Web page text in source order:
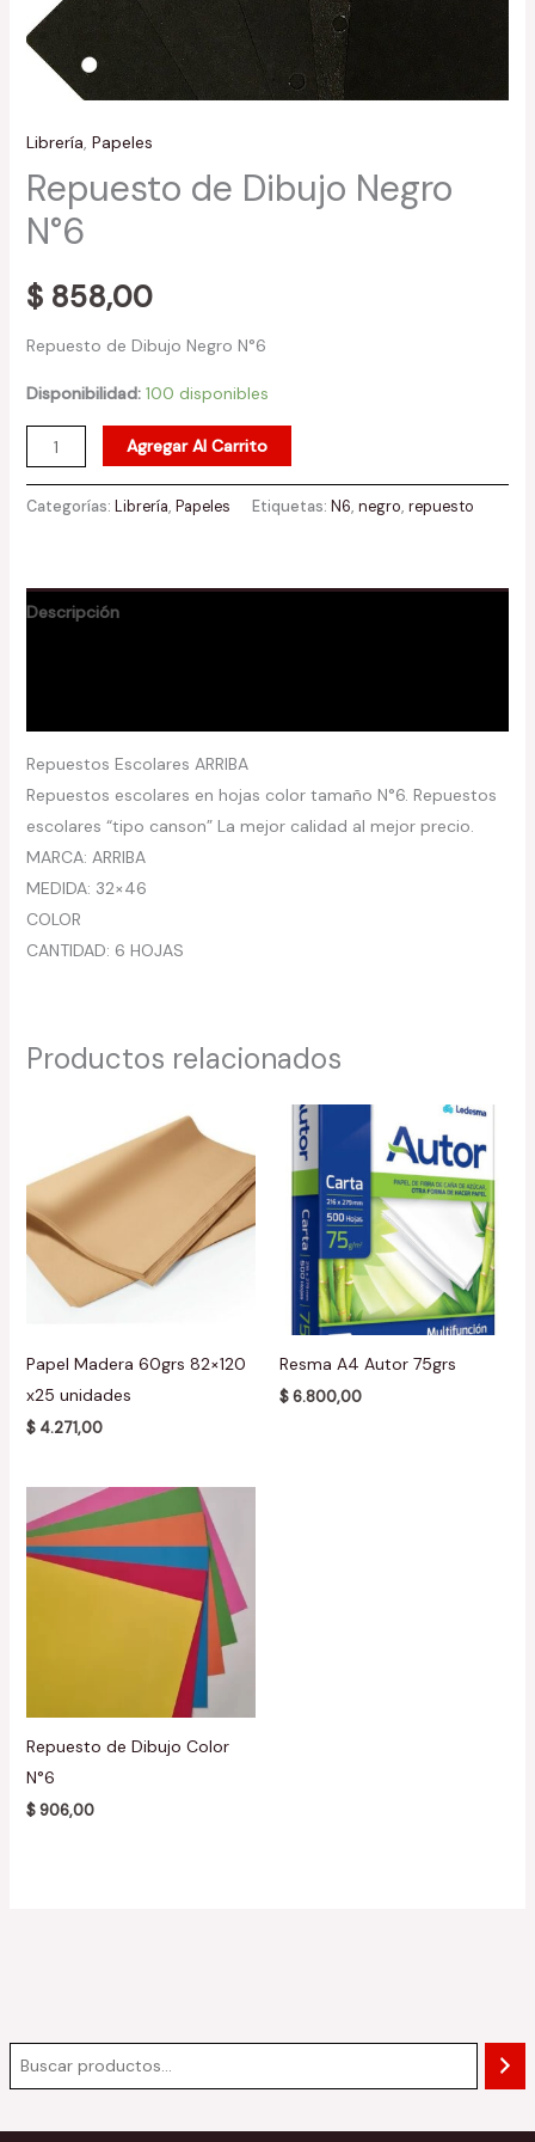
Librería, Papeles
Repuesto de Dibujo Negro
N°6
$858,00
Repuesto de Dibujo Negro N°6
Disponibilidad: 100 disponibles
Agregar Al Carrito
Categorías: Librería, Papeles Etiquetas: N6, negro, repuesto
Descripción
Repuestos Escolares ARRIBA
Repuestos escolares en hojas color tamaño N°6. Repuestos
escolares “tipo canson” La mejor calidad al mejor precio.
MARCA: ARRIBA
MEDIDA: 32×46
COLOR
CANTIDAD: 6 HOJAS
Productos relacionados
Papel Madera 60grs 82×120
x25 unidades
$4.271,00
Resma A4 Autor 75grs
$6.800,00
Repuesto de Dibujo Color
N°6
$906,00